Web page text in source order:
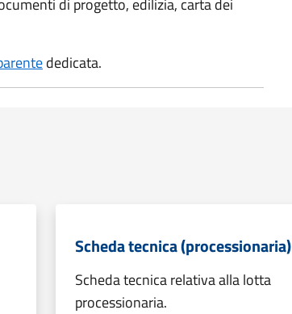
di progetto, edilizia, carta dei
dedicata.
Scheda tecnica (processionaria)
Scheda tecnica relativa alla lotta
processionaria.